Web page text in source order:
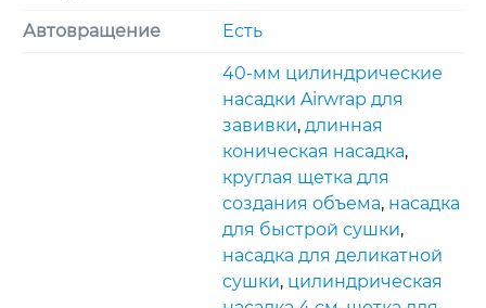
Автовращение Есть
40-мм цилиндрические
насадки Airwrap для
завивки, длинная
коническая насадка,
круглая щетка для
создания объема, насадка
для быстрой сушки,
насадка для деликатной
сушки, цилиндрическая